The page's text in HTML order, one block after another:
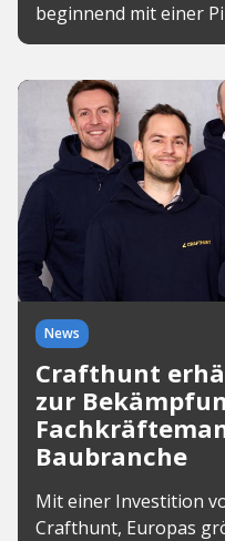
beginnend mit einer
News
Crafthunt
zur
Baubranche
Mit einer Investition
Crafthunt, Europas